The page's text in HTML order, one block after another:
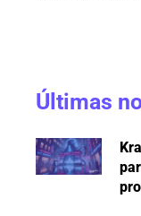
Últimas